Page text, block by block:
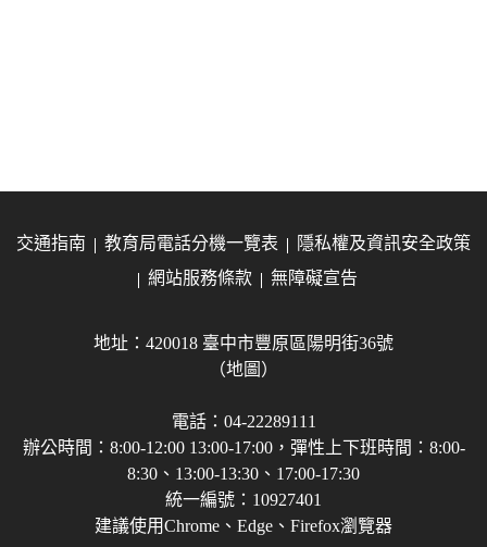
交通指南 教育局電話分機一覽表
隱私權及資訊安全政策
網站服務條款
無障礙宣告
地址：420018 臺中市豐原區陽明街36號
（地圖）
電話：04-22289111
辦公時間：8:00-12:00 13:00-17:00，彈性上下班時間：8:00-
8:30、13:00-13:30、17:00-17:30
統一編號：10927401
建議使用Chrome、Edge、Firefox瀏覽器